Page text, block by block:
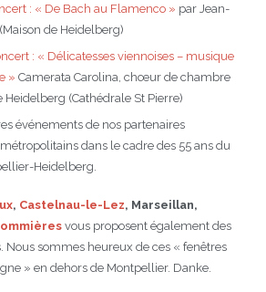
: « De Bach au Flamenco » par Jean-
de Heidelberg)
: « Délicatesses viennoises – musique
» Camerata Carolina, chœur de chambre
Heidelberg (Cathédrale St Pierre)
événements de nos partenaires
dans le cadre des 55 ans du
Heidelberg.
, Castelnau-le-Lez, Marseillan,
vous proposent également des
Nous sommes heureux de ces « fenêtres
» en dehors de Montpellier. Danke.